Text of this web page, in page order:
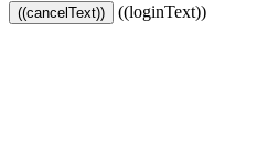
((cancelText)) ((loginText))